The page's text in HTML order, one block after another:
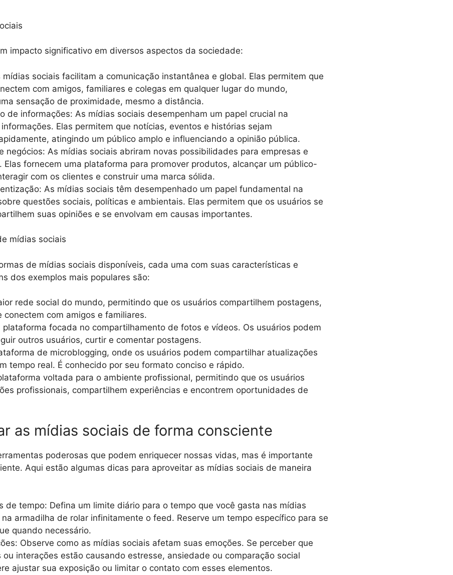
impacto significativo em diversos aspectos da sociedade:
mídias sociais facilitam a comunicação instantânea e global. Elas permitem que
com amigos, familiares e colegas em qualquer lugar do mundo,
sensação de proximidade, mesmo a distância.
de informações: As mídias sociais desempenham um papel crucial na
Elas permitem que notícias, eventos e histórias sejam
atingindo um público amplo e influenciando a opinião pública.
negócios: As mídias sociais abriram novas possibilidades para empresas e
Elas fornecem uma plataforma para promover produtos, alcançar um público-
com os clientes e construir uma marca sólida.
As mídias sociais têm desempenhado um papel fundamental na
questões sociais, políticas e ambientais. Elas permitem que os usuários se
suas opiniões e se envolvam em causas importantes.
mídias sociais
de mídias sociais disponíveis, cada uma com suas características e
dos exemplos mais populares são:
rede social do mundo, permitindo que os usuários compartilhem postagens,
conectem com amigos e familiares.
plataforma focada no compartilhamento de fotos e vídeos. Os usuários podem
outros usuários, curtir e comentar postagens.
de microblogging, onde os usuários podem compartilhar atualizações
tempo real. É conhecido por seu formato conciso e rápido.
voltada para o ambiente profissional, permitindo que os usuários
profissionais, compartilhem experiências e encontrem oportunidades de
as mídias sociais de forma consciente
poderosas que podem enriquecer nossas vidas, mas é importante
Aqui estão algumas dicas para aproveitar as mídias sociais de maneira
de tempo: Defina um limite diário para o tempo que você gasta nas mídias
na armadilha de rolar infinitamente o feed. Reserve um tempo específico para se
quando necessário.
Observe como as mídias sociais afetam suas emoções. Se perceber que
interações estão causando estresse, ansiedade ou comparação social
ajustar sua exposição ou limitar o contato com esses elementos.